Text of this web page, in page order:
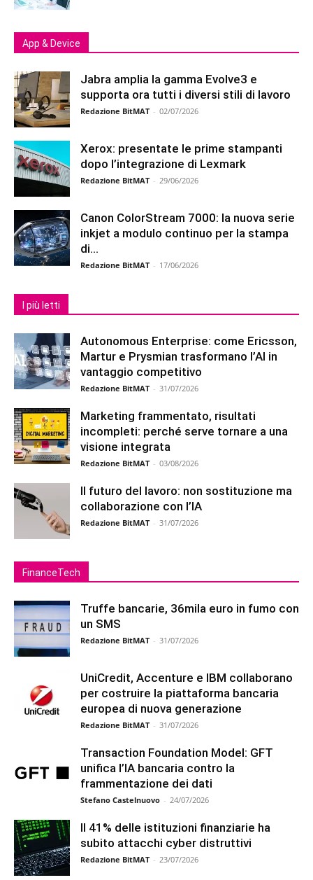
App & Device
Jabra amplia la gamma Evolve3 e
supporta ora tutti i diversi stili di lavoro
Redazione BitMAT - 02/07/2026
Xerox: presentate le prime stampanti
dopo l’integrazione di Lexmark
Redazione BitMAT - 29/06/2026
Canon ColorStream 7000: la nuova serie
inkjet a modulo continuo per la stampa
di...
Redazione BitMAT - 17/06/2026
I più letti
Autonomous Enterprise: come Ericsson,
Martur e Prysmian trasformano l’AI in
vantaggio competitivo
Redazione BitMAT - 31/07/2026
Marketing frammentato, risultati
incompleti: perché serve tornare a una
visione integrata
Redazione BitMAT - 03/08/2026
Il futuro del lavoro: non sostituzione ma
collaborazione con l’IA
Redazione BitMAT - 31/07/2026
FinanceTech
Truffe bancarie, 36mila euro in fumo con
un SMS
Redazione BitMAT - 31/07/2026
UniCredit, Accenture e IBM collaborano
per costruire la piattaforma bancaria
europea di nuova generazione
Redazione BitMAT - 31/07/2026
Transaction Foundation Model: GFT
unifica l’IA bancaria contro la
frammentazione dei dati
Stefano Castelnuovo - 24/07/2026
Il 41% delle istituzioni finanziarie ha
subito attacchi cyber distruttivi
Redazione BitMAT - 23/07/2026